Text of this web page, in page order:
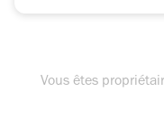
Vous êtes